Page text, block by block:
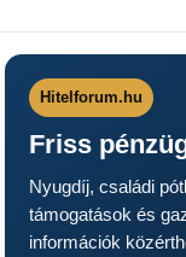
Hitelforum.hu
Friss
Nyugdíj, családi
támogatások és
információk